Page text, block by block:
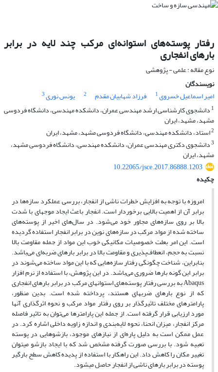
رفتار پوسته‌های استوانه‌ای مرکب چند لایه در برابر
بارهای انفجاری
نوع مقاله : علمی - پژوهشی
نویسندگان
امیر اسماعیل خسروی1 فرزاد شهابیان مقدم 2 یونس نوری3
1 دانشجوی کارشناسی ارشد مهندسی عمران، دانشکده مهندسی، دانشگاه فردوسی
مشهد، مشهد، ایران
2استاد، دانشکده مهندسی، دانشگاه فردوسی مشهد، مشهد، ایران
3دانشجوی دکتری مهندسی عمران، دانشکده مهندسی، دانشگاه فردوسی مشهد،
مشهد، ایران
10.22065/jsce.2017.86888.1203
چکیده
امروزه با توجه به افزایش خطرات ناشی از انفجار، بررسی عملکرد سازه‌ها در
برابر آن از اهمیت بالایی برخوردار است. انفجار باعث ایجاد موج­های با شدت
بالا بر روی سازه‌های مجاور خود می‌شود. در سال‌های اخیر از پوسته‌های
ساخته شده از مواد مرکب در سازه‌های نوین در برابر انفجار استفاده گردیده
است. این امر بعلت خصوصیات مکانیکی خوب این مواد از جمله مقاومت بالا
نسبت به حجم، انعطاف‌پذیری و مقاومت بالا در برابر بارهای ضربه‌ای می‌باشد.
بنابراین، شناخت چگونگی رفتار سازه‌هایی که با این مواد ساخته می‌شوند در
برابر این گونه بارها ضروری می‌باشد. در این پژوهش، با استفاده از نرم افزار
Abaqus به بررسی رفتار پوسته‌های استوانه­ای مرکب در برابر بار‌های انفجاری
که از نوع بارهای ضربه­ای هستند، پرداخته شده است. بدین منظور،
پارامترهای مختلف تاثیرگذار بر روی رفتار مواد مرکب و نحوه اثرگذاری آنها
مورد ارزیابی قرار گرفته است. از جمله این پارامترها می‌توان به تاثیر فاصله
مرکز انفجار، میزان انحنا، نحوه لایه‌بندی و اندازه زاویه داخلی اشاره کرد. در
عمل ممکن است به دلیل پاره‌ای از نیازهای موجود، بازشوهایی در پوسته
تعبیه شود. با بررسی صورت گرفته مشخص شد که با ایجاد بازشو می­توان
تغییر مکان را کاهش داد. این راهکار با استفاده از پدیده کاهش سطح بارگیر
پوسته در برابر بارهای ناشی از انفجار حاصل می­شود.